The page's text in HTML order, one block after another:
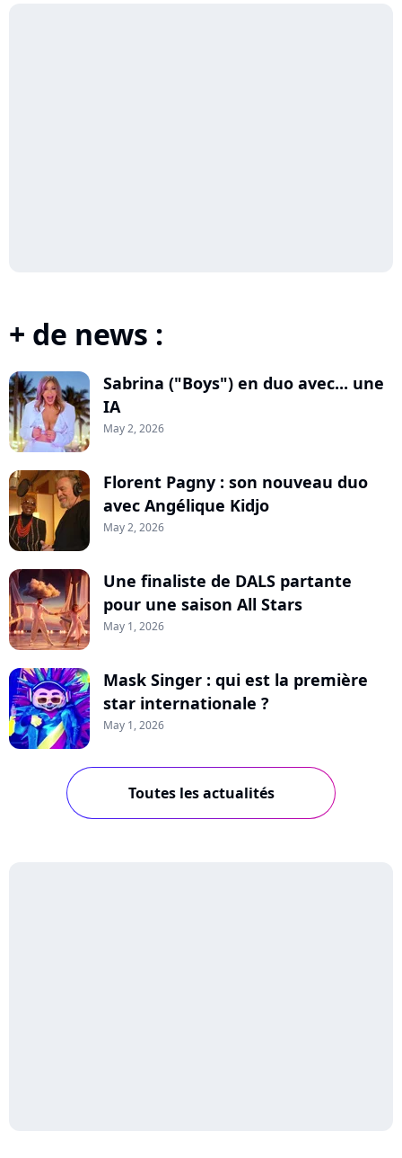
+ de news :
Sabrina ("Boys") en duo avec... une
IA
May 2, 2026
Florent Pagny : son nouveau duo
avec Angélique Kidjo
May 2, 2026
Une finaliste de DALS partante
pour une saison All Stars
May 1, 2026
Mask Singer : qui est la première
star internationale ?
May 1, 2026
Toutes les actualités